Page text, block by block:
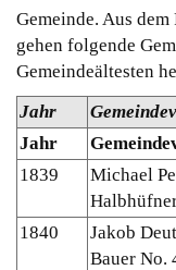
Gemeinde. Aus
gehen folgende
Gemeindeältesten
Jahr
Jahr
1839
Michael
1840
Jakob
Bauer No.